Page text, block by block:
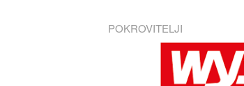
POKROVITELJI